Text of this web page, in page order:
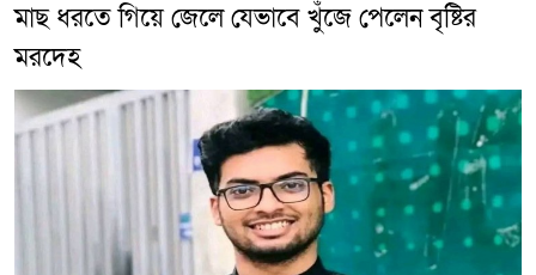
মাছ ধরতে গিয়ে জেলে যেভাবে খুঁজে পেলেন বৃষ্টির
মরদেহ